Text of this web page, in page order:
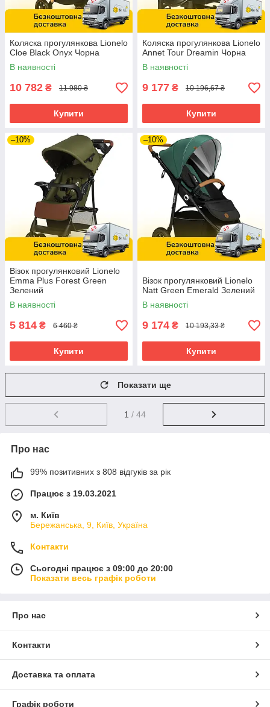
Коляска прогулянкова Lionelo
Cloe Black Onyx Чорна
В наявності
10 782 ₴ 11 980 ₴
Купити
Коляска прогулянкова Lionelo
Annet Tour Dreamin Чорна
В наявності
9 177 ₴ 10 196,67 ₴
Купити
–10%
Візок прогулянковий Lionelo
Emma Plus Forest Green
Зелений
В наявності
5 814 ₴ 6 460 ₴
Купити
–10%
Візок прогулянковий Lionelo
Natt Green Emerald Зелений
В наявності
9 174 ₴ 10 193,33 ₴
Купити
Показати ще
1 / 44
Про нас
99% позитивних з 808 відгуків за рік
Працює з 19.03.2021
м. Київ
Бережанська, 9, Київ, Україна
Контакти
Сьогодні працює з 09:00 до 20:00
Показати весь графік роботи
Про нас
Контакти
Доставка та оплата
Графік роботи